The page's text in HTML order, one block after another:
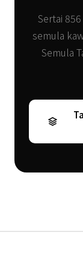
Sertai
semula
Semula